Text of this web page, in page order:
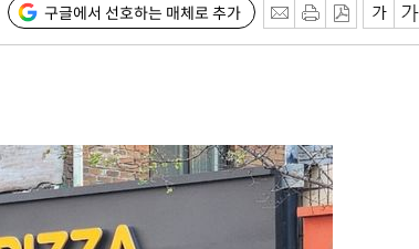
구글에서 선호하는 매체로 추가